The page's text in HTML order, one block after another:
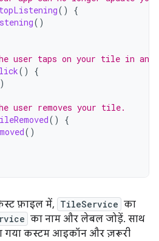
()
{
()
user taps on your tile in
()
{
user removes your tile.
()
{
()
फ़ाइल में, TileService का
का नाम और लेबल जोड़ें. साथ
गया कस्टम आइकॉन और ज़रूरी